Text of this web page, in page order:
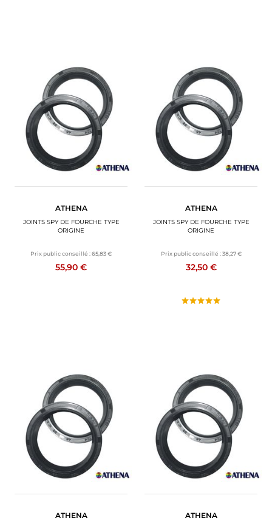
ATHENA
JOINTS SPY DE FOURCHE TYPE
ORIGINE
Prix public conseillé :65,83 €
55,90 €
ATHENA
JOINTS SPY DE FOURCHE TYPE
ORIGINE
Prix public conseillé : 38,27 €
32,50 €
ATHENA ATHENA